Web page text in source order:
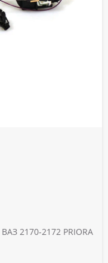
2170-2172 PRIORA